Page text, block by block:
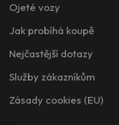
Ojeté vozy
Jak probíhá koupě
Nejčastější dotazy
Služby zákazníkům
Zásady cookies (EU)